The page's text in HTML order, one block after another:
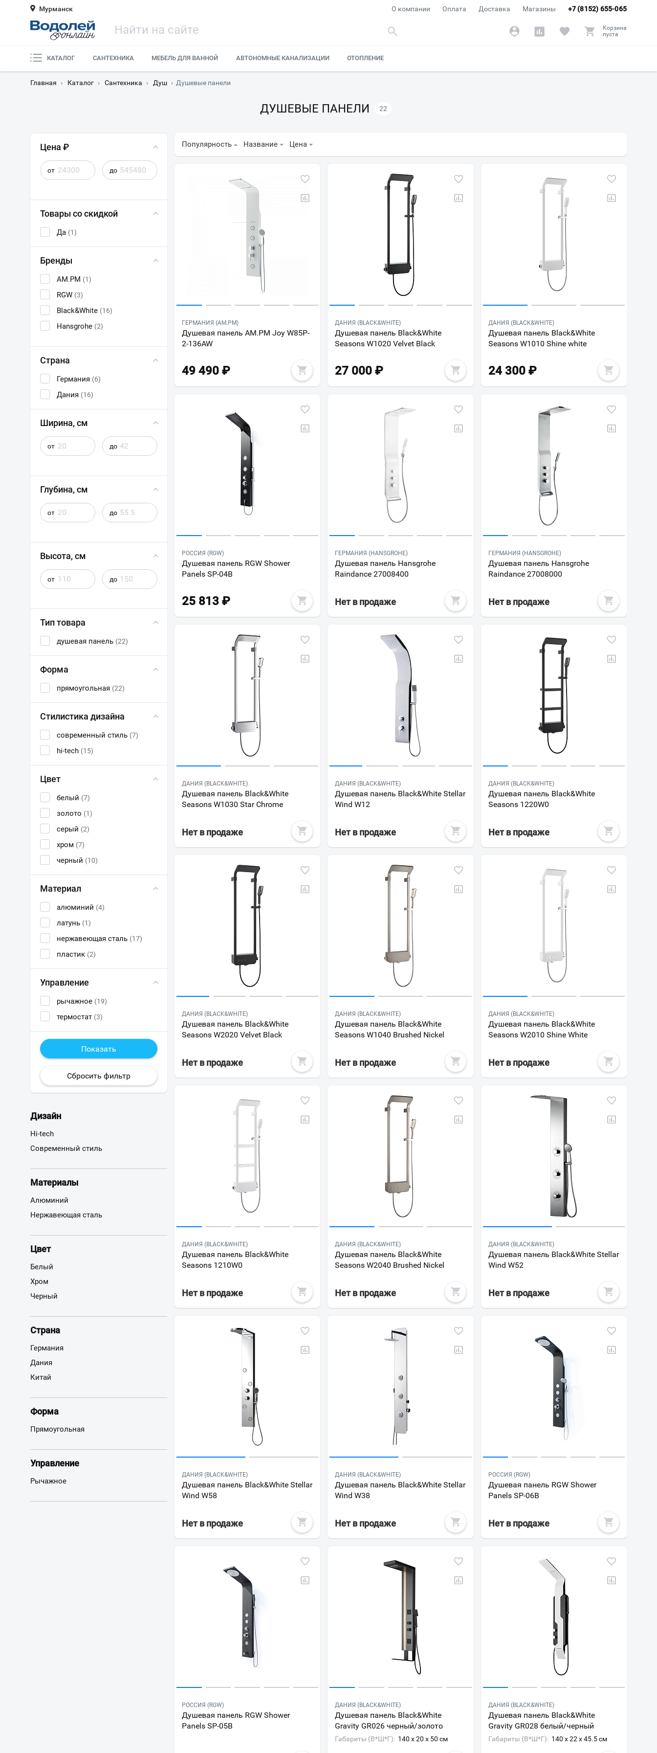
Мурманск +7 (8152) 655-065
О компании Оплата Доставка Магазины
Корзина
пуста
КАТАЛОГ САНТЕХНИКА МЕБЕЛЬ ДЛЯ ВАННОЙ АВТОНОМНЫЕ КАНАЛИЗАЦИИ ОТОПЛЕНИЕ
Главная › Каталог › Сантехника › Душ › Душевые панели
ДУШЕВЫЕ ПАНЕЛИ 22
Цена ₽
от до
Товары со скидкой
Да (1)
Бренды
AM.PM (1)
RGW (3)
Black&White (16)
Hansgrohe (2)
Страна
Германия (6)
Дания (16)
Ширина, см
от до
Глубина, см
от до
Высота, см
от до
Тип товара
душевая панель (22)
Форма
прямоугольная (22)
Стилистика дизайна
современный стиль (7)
hi-tech (15)
Цвет
белый (7)
золото (1)
серый (2)
хром (7)
черный (10)
Материал
алюминий (4)
латунь (1)
нержавеющая сталь (17)
пластик (2)
Управление
рычажное (19)
термостат (3)
Дизайн
Hi-tech
Современный стиль
Материалы
Алюминий
Нержавеющая сталь
Цвет
Белый
Хром
Черный
Страна
Германия
Дания
Китай
Форма
Прямоугольная
Управление
Рычажное
Популярность Название Цена
ГЕРМАНИЯ (AM.PM)
Душевая панель AM.PM Joy W85P-
2-136AW
49 490 ₽
ДАНИЯ (BLACK&WHITE)
Душевая панель Black&White
Seasons W1020 Velvet Black
27 000 ₽
ДАНИЯ (BLACK&WHITE)
Душевая панель Black&White
Seasons W1010 Shine white
24 300 ₽
РОССИЯ (RGW)
Душевая панель RGW Shower
Panels SP-04B
25 813 ₽
ГЕРМАНИЯ (HANSGROHE)
Душевая панель Hansgrohe
Raindance 27008400
Нет в продаже
ГЕРМАНИЯ (HANSGROHE)
Душевая панель Hansgrohe
Raindance 27008000
Нет в продаже
ДАНИЯ (BLACK&WHITE)
Душевая панель Black&White
Seasons W1030 Star Chrome
Нет в продаже
ДАНИЯ (BLACK&WHITE)
Душевая панель Black&White Stellar
Wind W12
Нет в продаже
ДАНИЯ (BLACK&WHITE)
Душевая панель Black&White
Seasons 1220W0
Нет в продаже
ДАНИЯ (BLACK&WHITE)
Душевая панель Black&White
Seasons W2020 Velvet Black
Нет в продаже
ДАНИЯ (BLACK&WHITE)
Душевая панель Black&White
Seasons W1040 Brushed Nickel
Нет в продаже
ДАНИЯ (BLACK&WHITE)
Душевая панель Black&White
Seasons W2010 Shine White
Нет в продаже
ДАНИЯ (BLACK&WHITE)
Душевая панель Black&White
Seasons 1210W0
Нет в продаже
ДАНИЯ (BLACK&WHITE)
Душевая панель Black&White
Seasons W2040 Brushed Nickel
Нет в продаже
ДАНИЯ (BLACK&WHITE)
Душевая панель Black&White Stellar
Wind W52
Нет в продаже
ДАНИЯ (BLACK&WHITE)
Душевая панель Black&White Stellar
Wind W58
Нет в продаже
ДАНИЯ (BLACK&WHITE)
Душевая панель Black&White Stellar
Wind W38
Нет в продаже
РОССИЯ (RGW)
Душевая панель RGW Shower
Panels SP-06B
Нет в продаже
РОССИЯ (RGW)
Душевая панель RGW Shower
Panels SP-05B
ДАНИЯ (BLACK&WHITE)
Душевая панель Black&White
Gravity GR026 черный/золото
Габариты (В*Ш*Г): 140 x 20 x 50 см
ДАНИЯ (BLACK&WHITE)
Душевая панель Black&White
Gravity GR028 белый/черный
Габариты (В*Ш*Г): 140 x 22 x 45.5 см
Москва
Мурманск
Ваш город?
Всё верно Сменить город